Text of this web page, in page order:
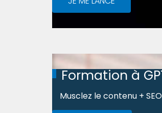
Formation à
Musclez le contenu + SEO